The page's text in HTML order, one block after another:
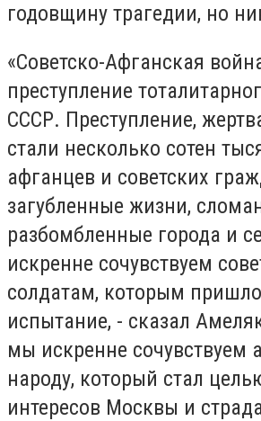
годовщину трагедии, но
«Советско-Афганская
преступление
СССР. Преступление,
стали несколько сотен
афганцев и советских
загубленные жизни,
разбомбленные города и
искренне сочувствуем
солдатам, которым
испытание, - сказал
мы искренне сочувствуем
народу, который стал
интересов Москвы и